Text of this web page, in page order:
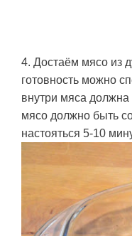
4. Доcтаём мясо из
готовность можно
внутри мяса
мясо должно быть
настояться 5-10